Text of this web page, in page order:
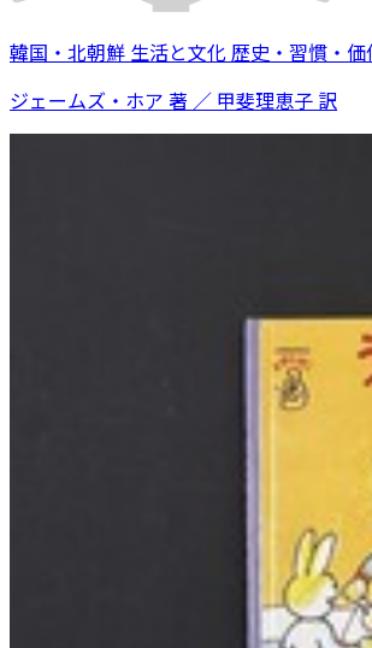
韓国・北朝鮮 生活と文化 歴史・習慣・
ジェームズ・ホア 著 ／ 甲斐理恵子 訳